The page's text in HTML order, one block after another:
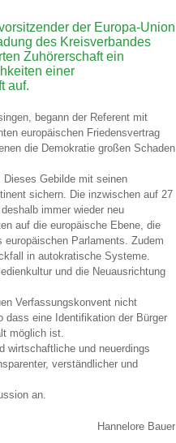
der Europa-Union
des Kreisverbandes
Zuhörerschaft ein
einer
auf.
begann der Referent mit
europäischen Friedensvertrag
die Demokratie großen Schaden
Dieses Gebilde mit seinen
sichern. Die inzwischen auf 27
immer wieder neu
auf die europäische Ebene, die
Parlaments. Zudem
in autokratische Systeme.
und die Neuausrichtung
Verfassungskonvent nicht
dass eine Identifikation der Bürger
möglich ist.
wirtschaftliche und neuerdings
verständlicher und
an.
Hannelore Bauer